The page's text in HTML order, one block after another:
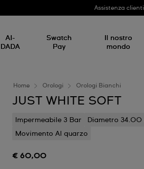
Assistenza clienti
AI-
DADA
Swatch
Pay
Il nostro
mondo
Home Orologi Orologi Bianchi
JUST WHITE SOFT
Impermeabile 3 Bar
Diametro 34.00
Movimento Al quarzo
€ 60,00